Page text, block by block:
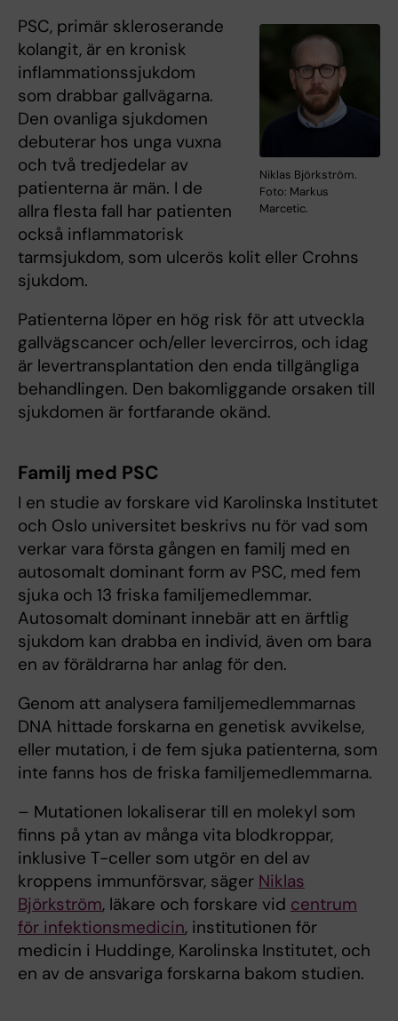
Niklas Björkström.
Foto: Markus
Marcetic.
PSC, primär skleroserande
kolangit, är en kronisk
inflammationssjukdom
som drabbar gallvägarna.
Den ovanliga sjukdomen
debuterar hos unga vuxna
och två tredjedelar av
patienterna är män. I de
allra flesta fall har patienten
också inflammatorisk
tarmsjukdom, som ulcerös kolit eller Crohns
sjukdom.
Patienterna löper en hög risk för att utveckla
gallvägscancer och/eller levercirros, och idag
är levertransplantation den enda tillgängliga
behandlingen. Den bakomliggande orsaken till
sjukdomen är fortfarande okänd.
Familj med PSC
I en studie av forskare vid Karolinska Institutet
och Oslo universitet beskrivs nu för vad som
verkar vara första gången en familj med en
autosomalt dominant form av PSC, med fem
sjuka och 13 friska familjemedlemmar.
Autosomalt dominant innebär att en ärftlig
sjukdom kan drabba en individ, även om bara
en av föräldrarna har anlag för den.
Genom att analysera familjemedlemmarnas
DNA hittade forskarna en genetisk avvikelse,
eller mutation, i de fem sjuka patienterna, som
inte fanns hos de friska familjemedlemmarna.
– Mutationen lokaliserar till en molekyl som
finns på ytan av många vita blodkroppar,
inklusive T-celler som utgör en del av
kroppens immunförsvar, säger Niklas
Björkström, läkare och forskare vid centrum
för infektionsmedicin, institutionen för
medicin i Huddinge, Karolinska Institutet, och
en av de ansvariga forskarna bakom studien.